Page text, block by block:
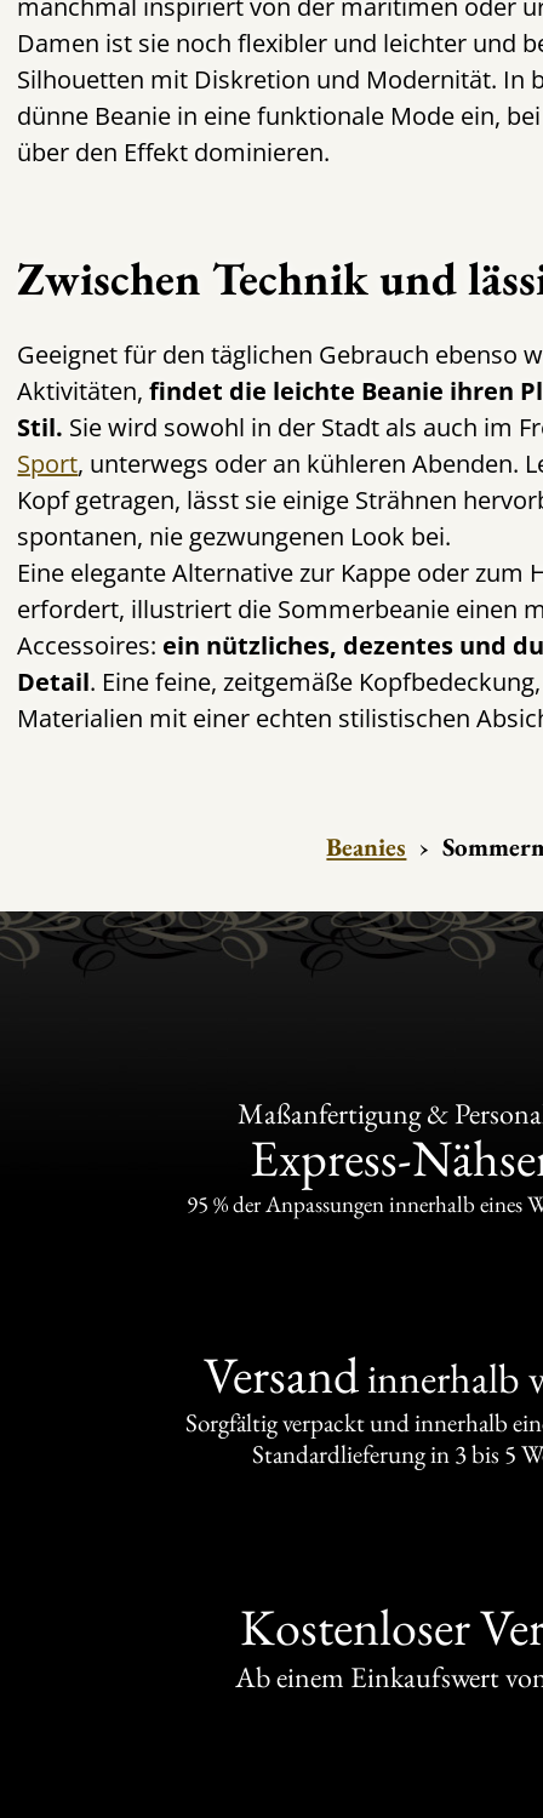
Damen ist sie noch flexibler und leichter und
Silhouetten mit Diskretion und Modernität. In
dünne Beanie in eine funktionale Mode ein,
über den Effekt dominieren.
Zwischen Technik und
Geeignet für den täglichen Gebrauch ebenso
Aktivitäten,findet die leichte Beanie ihren
Stil. Sie wird sowohl in der Stadt als auch im
Sport, unterwegs oder an kühleren Abenden.
Kopf getragen, lässt sie einige Strähnen
spontanen, nie gezwungenen Look bei.
Eine elegante Alternative zur Kappe oder zum
erfordert, illustriert die Sommerbeanie einen
Accessoires: ein nützliches, dezentes und
Detail. Eine feine, zeitgemäße
Materialien mit einer echten stilistischen
Beanies ›
Maßanfertigung &
Express-
95 % der Anpassungen innerhalb eines
Versandinnerhalb
Sorgfältig verpackt und innerhalb
Standardlieferung in 3 bis 5
Kostenloser
Ab einem Einkaufswert